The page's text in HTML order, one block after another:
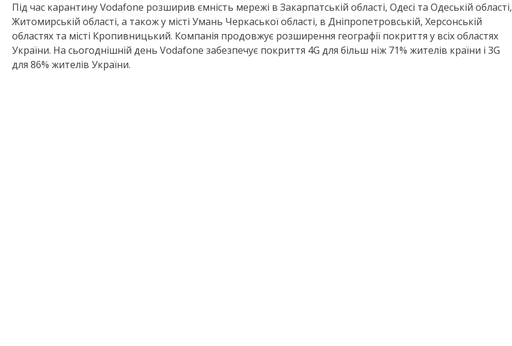
Під час карантину Vodafone розширив ємність мережі в Закарпатській області, Одесі та Одеській області,
Житомирській області, а також у місті Умань Черкаської області, в Дніпропетровській, Херсонській
областях та місті Кропивницький. Компанія продовжує розширення географії покриття у всіх областях
України. На сьогоднішній день Vodafone забезпечує покриття 4G для більш ніж 71% жителів країни і 3G
для 86% жителів України.